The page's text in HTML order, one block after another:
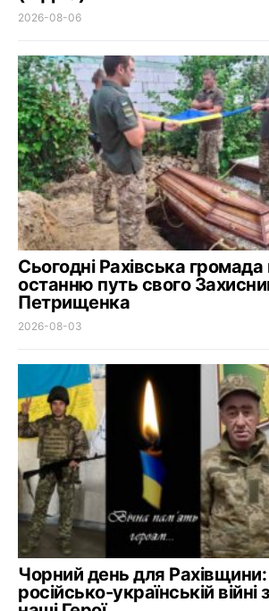
2026-08-06
Сьогодні Рахівська
останню путь свого
Петрищенка
2026-08-03
Чорний день для Рахівщини:
російсько-українській війні